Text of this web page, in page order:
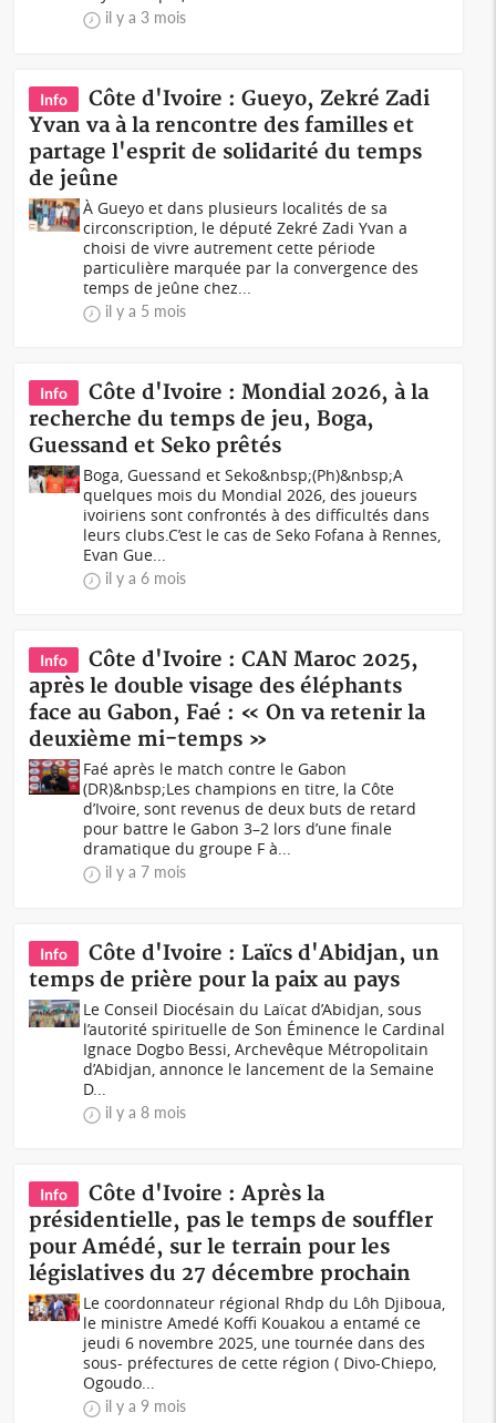
il y a 3 mois
Info
Côte d'Ivoire : Gueyo, Zekré Zadi
Yvan va à la rencontre des familles et
partage l'esprit de solidarité du temps
de jeûne
À Gueyo et dans plusieurs localités de sa
circonscription, le député Zekré Zadi Yvan a
choisi de vivre autrement cette période
particulière marquée par la convergence des
temps de jeûne chez...
il y a 5 mois
Info
Côte d'Ivoire : Mondial 2026, à la
recherche du temps de jeu, Boga,
Guessand et Seko prêtés
Boga, Guessand et Seko&nbsp;(Ph)&nbsp;A
quelques mois du Mondial 2026, des joueurs
ivoiriens sont confrontés à des difficultés dans
leurs clubs.C’est le cas de Seko Fofana à Rennes,
Evan Gue...
il y a 6 mois
Info
Côte d'Ivoire : CAN Maroc 2025,
après le double visage des éléphants
face au Gabon, Faé : « On va retenir la
deuxième mi-temps »
Faé après le match contre le Gabon
(DR)&nbsp;Les champions en titre, la Côte
d’Ivoire, sont revenus de deux buts de retard
pour battre le Gabon 3–2 lors d’une finale
dramatique du groupe F à...
il y a 7 mois
Info
Côte d'Ivoire : Laïcs d'Abidjan, un
temps de prière pour la paix au pays
Le Conseil Diocésain du Laïcat d’Abidjan, sous
l’autorité spirituelle de Son Éminence le Cardinal
Ignace Dogbo Bessi, Archevêque Métropolitain
d’Abidjan, annonce le lancement de la Semaine
D...
il y a 8 mois
Info
Côte d'Ivoire : Après la
présidentielle, pas le temps de souffler
pour Amédé, sur le terrain pour les
législatives du 27 décembre prochain
Le coordonnateur régional Rhdp du Lôh Djiboua,
le ministre Amedé Koffi Kouakou a entamé ce
jeudi 6 novembre 2025, une tournée dans des
sous- préfectures de cette région ( Divo-Chiepo,
Ogoudo...
il y a 9 mois